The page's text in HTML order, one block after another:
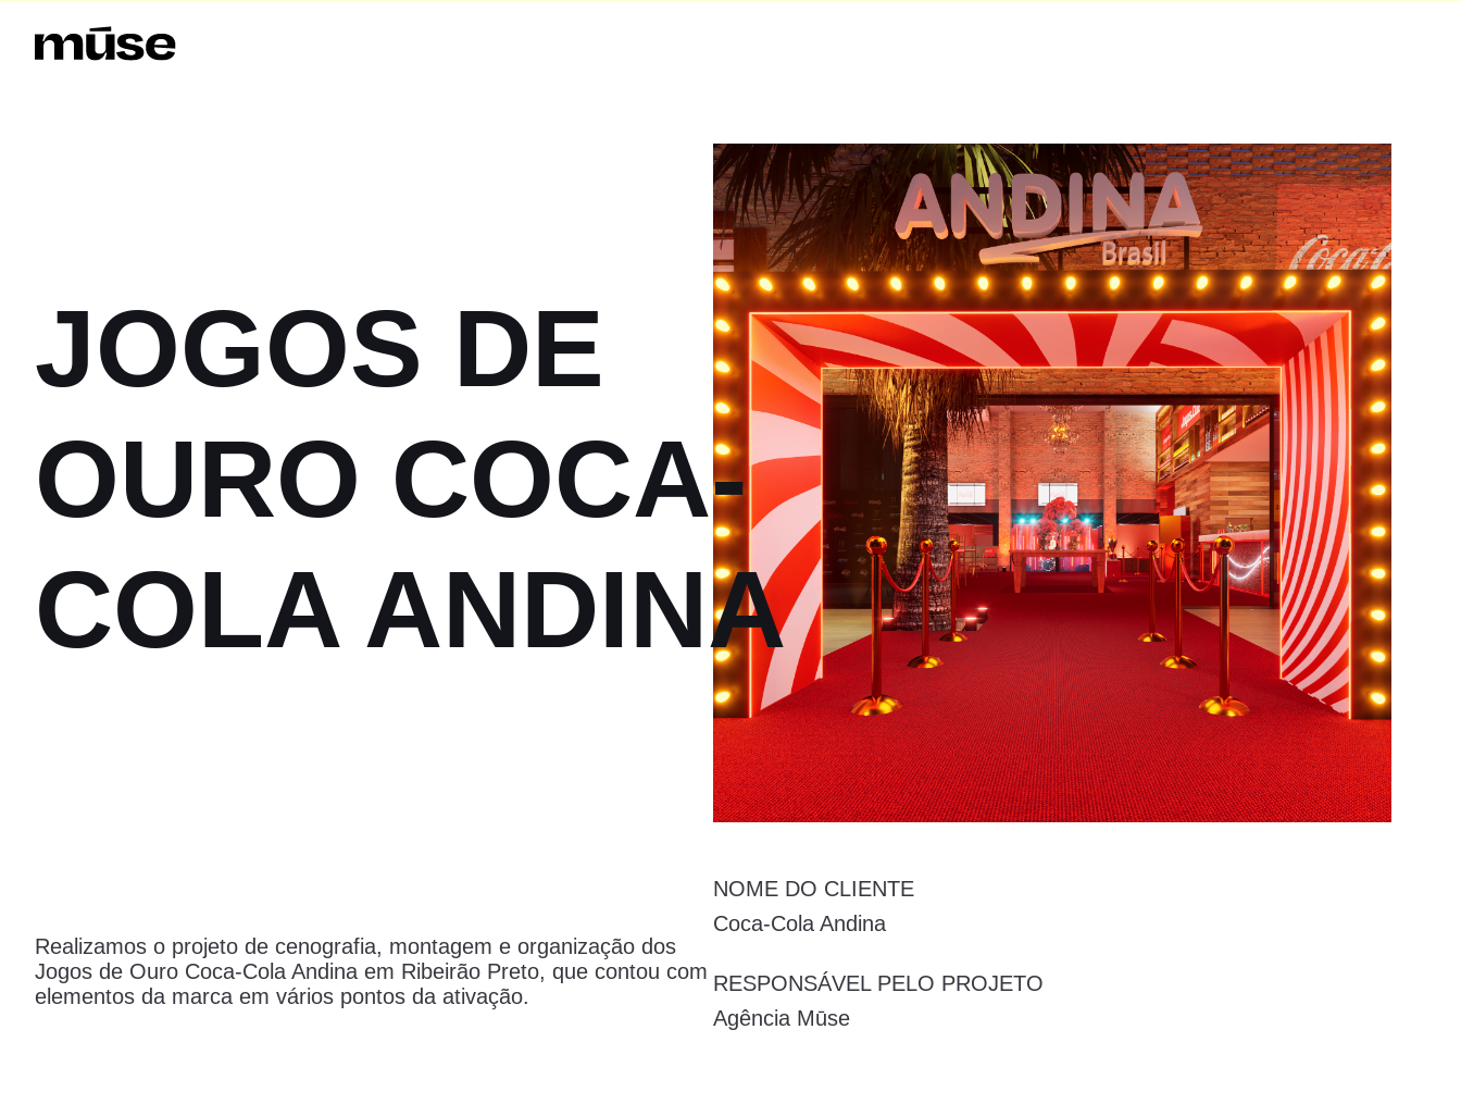
JOGOS DE
OURO COCA-
COLA ANDINA
Realizamos o projeto de cenografia, montagem e organização dos
Jogos de Ouro Coca-Cola Andina em Ribeirão Preto, que contou com
elementos da marca em vários pontos da ativação.
NOME DO CLIENTE
Coca-Cola Andina
RESPONSÁVEL PELO PROJETO
Agência Mūse